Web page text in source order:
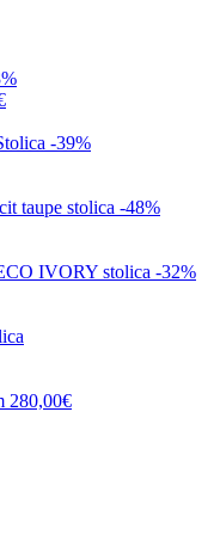
-39%
-48%
-32%
280,00€